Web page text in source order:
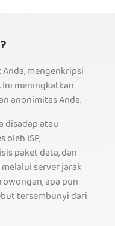
mengenkripsi
Ini meningkatkan
anonimitas Anda.
disadap atau
oleh ISP,
paket data, dan
server jarak
apa pun
tersembunyi dari